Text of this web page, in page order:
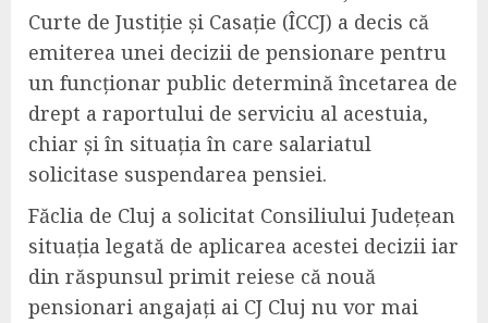
Curte de Justiție și Casație (ÎCCJ) a decis că
emiterea unei decizii de pensionare pentru
un funcționar public determină încetarea de
drept a raportului de serviciu al acestuia,
chiar și în situația în care salariatul
solicitase suspendarea pensiei.
Făclia de Cluj a solicitat Consiliului Județean
situația legată de aplicarea acestei decizii iar
din răspunsul primit reiese că nouă
pensionari angajați ai CJ Cluj nu vor mai